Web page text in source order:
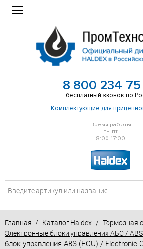
8 800 234 75
бесплатный звонок по
Комплектующие для
Время работы
пн-пт
8:00-17:00
Главная / Каталог Haldex / Тормозная
Электронные блоки управления АБС / ABS
блок управления ABS (ECU) / Electronic